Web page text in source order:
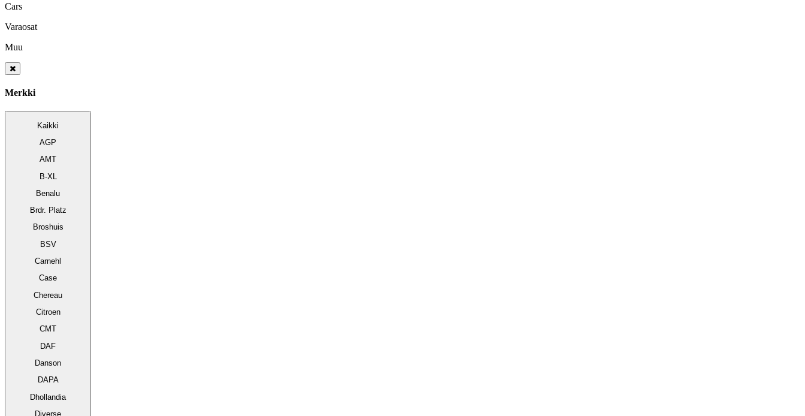
Cars
Varaosat
Muu
Merkki
Kaikki
AGP
AMT
B-XL
Benalu
Brdr. Platz
Broshuis
BSV
Carnehl
Case
Chereau
Citroen
CMT
DAF
Danson
DAPA
Dhollandia
Diverse